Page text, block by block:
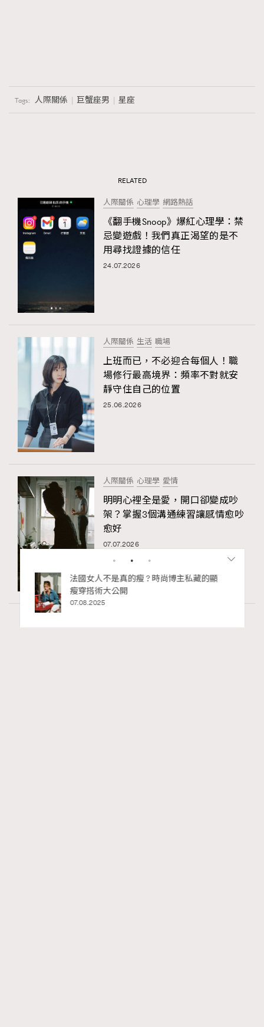
Tags: 人際關係 巨蟹座男 星座
RELATED
人際關係 心理學 網路熱話
《翻手機Snoop》爆紅心理學：禁
忌變遊戲！我們真正渴望的是不
用尋找證據的信任
24.07.2026
人際關係 生活 職場
上班而已，不必迎合每個人！職
場修行最高境界：頻率不對就安
靜守住自己的位置
25.06.2026
人際關係 心理學 愛情
明明心裡全是愛，開口卻變成吵
架？掌握3個溝通練習讓感情愈吵
愈好
07.07.2026
安
香港
法國女人不是真的瘦 ? 時尚博主私藏的顯
瘦穿搭術大公開
07.08.2025